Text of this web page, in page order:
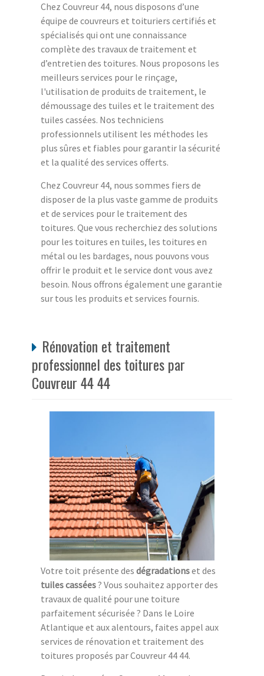
Chez Couvreur 44, nous disposons d’une
équipe de couvreurs et toituriers certifiés et
spécialisés qui ont une connaissance
complète des travaux de traitement et
d’entretien des toitures. Nous proposons les
meilleurs services pour le rinçage,
l'utilisation de produits de traitement, le
démoussage des tuiles et le traitement des
tuiles cassées. Nos techniciens
professionnels utilisent les méthodes les
plus sûres et fiables pour garantir la sécurité
et la qualité des services offerts.
Chez Couvreur 44, nous sommes fiers de
disposer de la plus vaste gamme de produits
et de services pour le traitement des
toitures. Que vous recherchiez des solutions
pour les toitures en tuiles, les toitures en
métal ou les bardages, nous pouvons vous
offrir le produit et le service dont vous avez
besoin. Nous offrons également une garantie
sur tous les produits et services fournis.
Rénovation et traitement
professionnel des toitures par
Couvreur 44 44
Votre toit présente des dégradationset des
tuiles cassées? Vous souhaitez apporter des
travaux de qualité pour une toiture
parfaitement sécurisée ? Dans le Loire
Atlantique et aux alentours, faites appel aux
services de rénovation et traitement des
toitures proposés par Couvreur 44 44.